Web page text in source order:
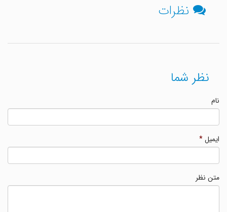
نظرات
نظر شما
ایمیل*
متن نظر